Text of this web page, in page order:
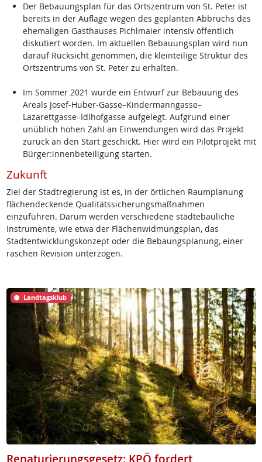
Der Bebauungsplan für das Ortszentrum von St. Peter ist
bereits in der Auflage wegen des geplanten Abbruchs des
ehemaligen Gasthauses Pichlmaier intensiv öffentlich
diskutiert worden. Im aktuellen Bebauungsplan wird nun
darauf Rücksicht genommen, die kleinteilige Struktur des
Ortszentrums von St. Peter zu erhalten.
Im Sommer 2021 wurde ein Entwurf zur Bebauung des
Areals Josef-Huber-Gasse–Kindermanngasse–
Lazarettgasse–Idlhofgasse aufgelegt. Aufgrund einer
unüblich hohen Zahl an Einwendungen wird das Projekt
zurück an den Start geschickt. Hier wird ein Pilotprojekt mit
Bürger:innenbeteiligung starten.
Zukunft
Ziel der Stadtregierung ist es, in der örtlichen Raumplanung
flächendeckende Qualitätssicherungsmaßnahmen
einzuführen. Darum werden verschiedene städtebauliche
Instrumente, wie etwa der Flächenwidmungsplan, das
Stadtentwicklungskonzept oder die Bebaungsplanung, einer
raschen Revision unterzogen.
Landtagsklub